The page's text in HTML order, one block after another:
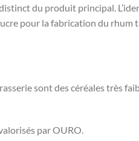
du produit principal.
pour la fabrication du rhum
sont des céréales très
par OURO.